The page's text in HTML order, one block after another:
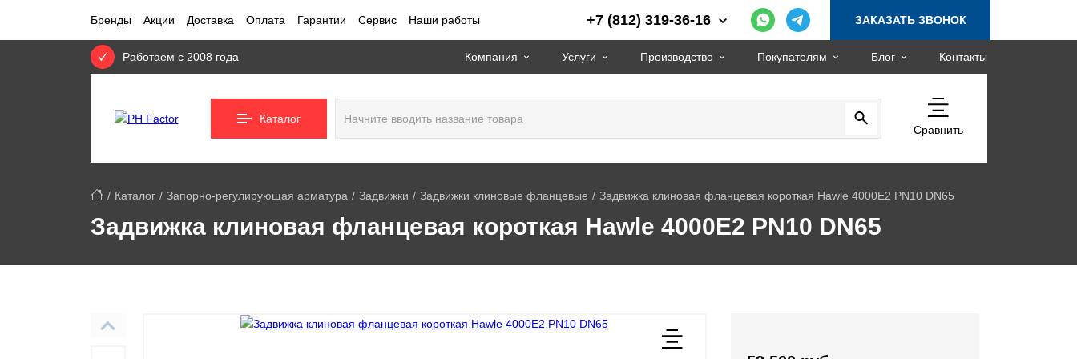
Бренды Акции Доставка Оплата Гарантии Сервис Наши работы +7 (812) 319-36-16 ЗАКАЗАТЬ ЗВОНОК
Работаем с 2008 года Компания Услуги Производство Покупателям Блог Контакты
Каталог
Сравнить
Каталог Запорно-регулирующая арматура Задвижки Задвижки клиновые фланцевые Задвижка клиновая фланцевая короткая Hawle 4000E2 PN10 DN65
Задвижка клиновая фланцевая короткая Hawle 4000E2 PN10 DN65